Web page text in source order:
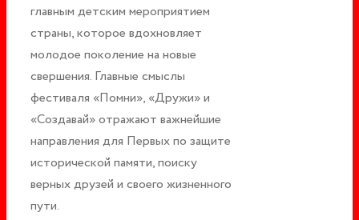
главным детским мероприятием
страны, которое вдохновляет
молодое поколение на новые
свершения. Главные смыслы
фестиваля «Помни», «Дружи» и
«Создавай» отражают важнейшие
направления для Первых по защите
исторической памяти, поиску
верных друзей и своего жизненного
пути.